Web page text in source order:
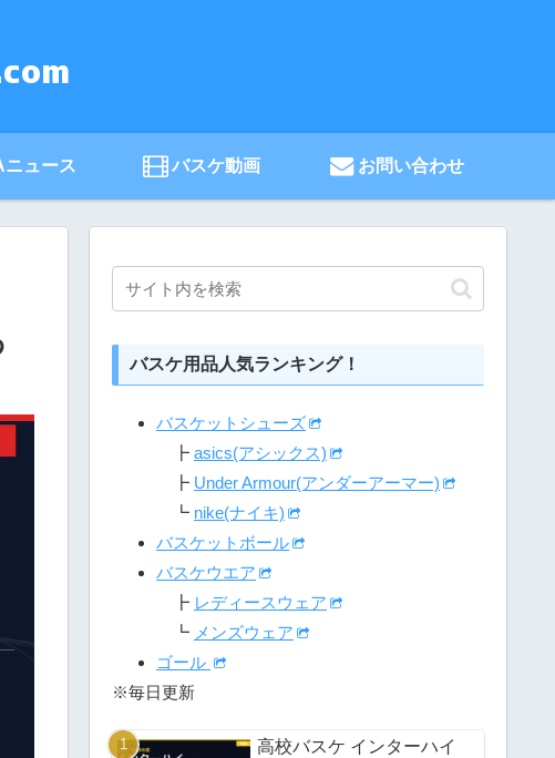
ニュース バスケ動画 お問い合わせ
バスケ用品人気ランキング！
バスケットシューズ
┣ asics(アシックス)
┣ Under Armour(アンダーアーマー)
┗ nike(ナイキ)
バスケットボール
バスケウエア
┣ レディースウェア
┗ メンズウェア
ゴール
※毎日更新
高校バスケ インターハイ